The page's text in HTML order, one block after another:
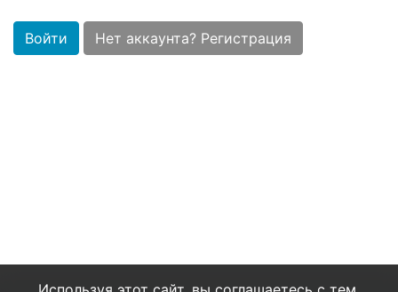
Войти Нет аккаунта? Регистрация